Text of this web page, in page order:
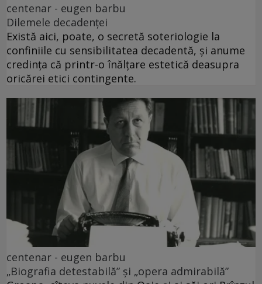
centenar - eugen barbu
Dilemele decadenței
Există aici, poate, o secretă soteriologie la
confiniile cu sensibilitatea decadentă, și anume
credința că printr-o înălțare estetică deasupra
oricărei etici contingente.
centenar - eugen barbu
„Biografia detestabilă” și „opera admirabilă”